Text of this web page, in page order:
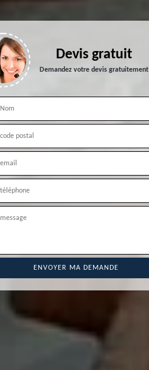
Devis gratuit
Demandez votre devis gratuitement